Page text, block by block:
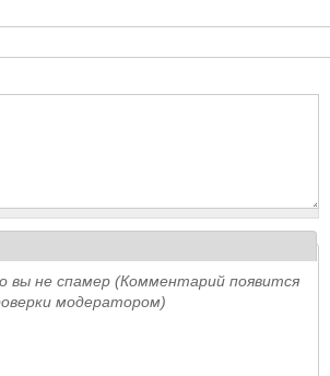
вы не спамер (Комментарий появится
модератором)